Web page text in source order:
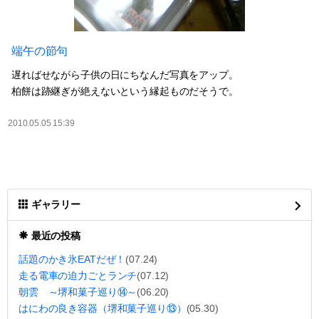
端午の節句
遅ればせながら子供の日にちなんだ写真をアップ。
柏餅は跡継ぎが絶えないという縁起ものだそうで。
2010.05.05 15:39
ギャラリー
最近の投稿
話題のかき氷EATだぜ！ (07.24)
走る電車の迫力ごとランチ(07.12)
朝雲 ～堺和菓子巡り⑭～ (06.20)
はにわの良き容器（堺和菓子巡り⑬） (05.30)